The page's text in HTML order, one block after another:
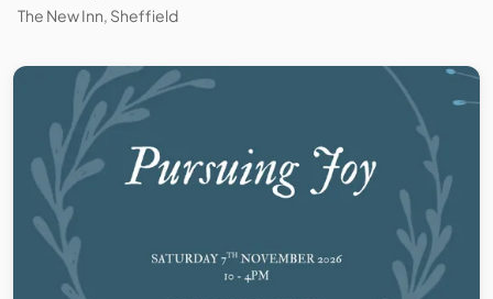
The New Inn, Sheffield